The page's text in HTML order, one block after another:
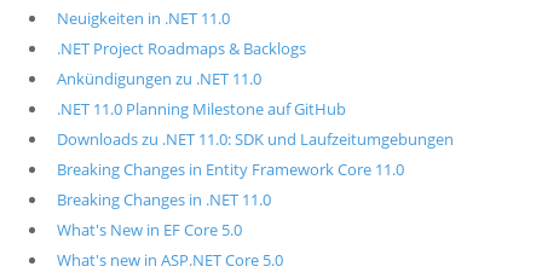
Neuigkeiten in .NET 11.0
.NET Project Roadmaps & Backlogs
Ankündigungen zu .NET 11.0
.NET 11.0 Planning Milestone auf GitHub
Downloads zu .NET 11.0: SDK und Laufzeitumgebungen
Breaking Changes in Entity Framework Core 11.0
Breaking Changes in .NET 11.0
What's New in EF Core 5.0
What's new in ASP.NET Core 5.0